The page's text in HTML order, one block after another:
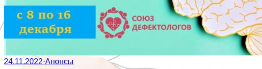
24.11.2022·Анонсы